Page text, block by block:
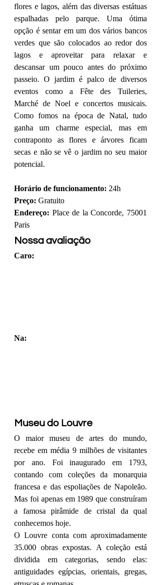
flores e lagos, além das diversas estátuas
espalhadas pelo parque. Uma ótima
opção é sentar em um dos vários bancos
verdes que são colocados ao redor dos
lagos e aproveitar para relaxar e
descansar um pouco antes do próximo
passeio. O jardim é palco de diversos
eventos como a Fête des Tuileries,
Marché de Noel e concertos musicais.
Como fomos na época de Natal, tudo
ganha um charme especial, mas em
contraponto as flores e árvores ficam
secas e não se vê o jardim no seu maior
potencial.
Horário de funcionamento: 24h
Preço: Gratuito
Endereço: Place de la Concorde, 75001
Paris
Nossa avaliação
Caro:
Na:
Museu do Louvre
O maior museu de artes do mundo,
recebe em média 9 milhões de visitantes
por ano. Foi inaugurado em 1793,
contando com coleções da monarquia
francesa e das espoliações de Napoleão.
Mas foi apenas em 1989 que construíram
a famosa pirâmide de cristal da qual
conhecemos hoje.
O Louvre conta com aproximadamente
35.000 obras expostas. A coleção está
dividida em categorias, sendo elas:
antiguidades egípcias, orientais, gregas,